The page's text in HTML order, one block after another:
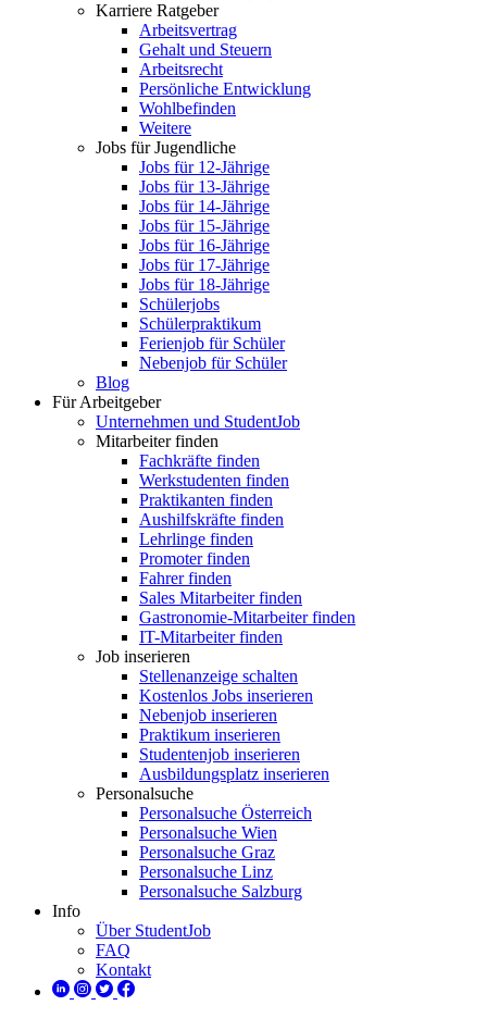
Karriere Ratgeber
Arbeitsvertrag
Gehalt und Steuern
Arbeitsrecht
Persönliche Entwicklung
Wohlbefinden
Weitere
Jobs für Jugendliche
Jobs für 12-Jährige
Jobs für 13-Jährige
Jobs für 14-Jährige
Jobs für 15-Jährige
Jobs für 16-Jährige
Jobs für 17-Jährige
Jobs für 18-Jährige
Schülerjobs
Schülerpraktikum
Ferienjob für Schüler
Nebenjob für Schüler
Blog
Für Arbeitgeber
Unternehmen und StudentJob
Mitarbeiter finden
Fachkräfte finden
Werkstudenten finden
Praktikanten finden
Aushilfskräfte finden
Lehrlinge finden
Promoter finden
Fahrer finden
Sales Mitarbeiter finden
Gastronomie-Mitarbeiter finden
IT-Mitarbeiter finden
Job inserieren
Stellenanzeige schalten
Kostenlos Jobs inserieren
Nebenjob inserieren
Praktikum inserieren
Studentenjob inserieren
Ausbildungsplatz inserieren
Personalsuche
Personalsuche Österreich
Personalsuche Wien
Personalsuche Graz
Personalsuche Linz
Personalsuche Salzburg
Info
Über StudentJob
FAQ
Kontakt